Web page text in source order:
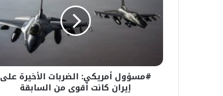
الأخيرة
على
من
السابقة#مسؤول أمريكي: الضربات الأخيرة على
إيران كانت أقوى من السابقة